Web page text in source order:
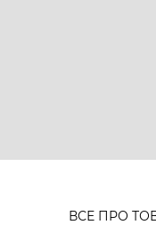
ВСЕ ПРО